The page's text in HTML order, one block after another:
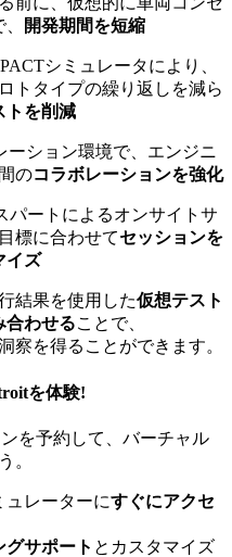
開発期間を短縮
シミュレータにより、
トタイプの繰り返しを減ら
トを削減
ーション環境で、エンジニ
のコラボレーションを強化
パートによるオンサイトサ
標に合わせてセッションを
イズ
結果を使用した仮想テスト
合わせることで、
察を得ることができます。
を体験!
を予約して、バーチャル
。
レーターにすぐにアクセ
サポート とカスタマイズ